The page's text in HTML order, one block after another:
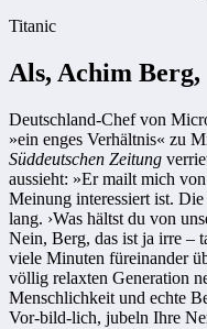
Titanic
Als, Achim Berg,
Deutschland-Chef von
»ein enges Verhältnis« zu
Süddeutschen Zeitung
aussieht: »Er mailt mich
Meinung interessiert ist.
lang. ›Was hältst du von
Nein, Berg, das ist ja irre –
viele Minuten füreinander
völlig relaxten Generation
Menschlichkeit und echte
Vor-bild-lich, jubeln Ihre